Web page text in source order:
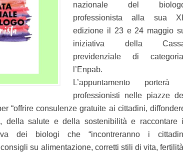
nazionale del
professionista alla sua XII
edizione il 23 e 24 maggio
iniziativa della
previdenziale di
l’Enpab.
L’appuntamento porterà
professionisti nelle piazze
“offrire consulenze gratuite ai cittadini,
della salute e della sostenibilità e raccontare il
dei biologi che “incontreranno i
su alimentazione, corretti stili di vita,